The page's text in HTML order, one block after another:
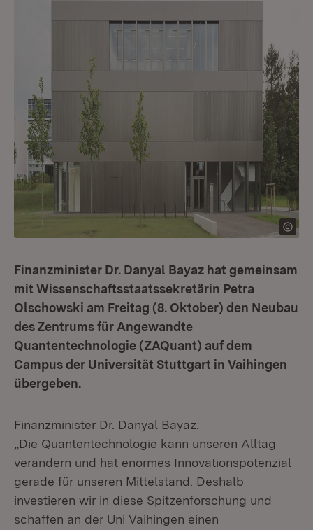
Finanzminister Dr. Danyal Bayaz hat gemeinsam
mit Wissenschaftsstaatssekretärin Petra
Olschowski am Freitag (8. Oktober) den Neubau
des Zentrums für Angewandte
Quantentechnologie (ZAQuant) auf dem
Campus der Universität Stuttgart in Vaihingen
übergeben.
Finanzminister Dr. Danyal Bayaz:
„Die Quantentechnologie kann unseren Alltag
verändern und hat enormes Innovationspotenzial
gerade für unseren Mittelstand. Deshalb
investieren wir in diese Spitzenforschung und
schaffen an der Uni Vaihingen einen